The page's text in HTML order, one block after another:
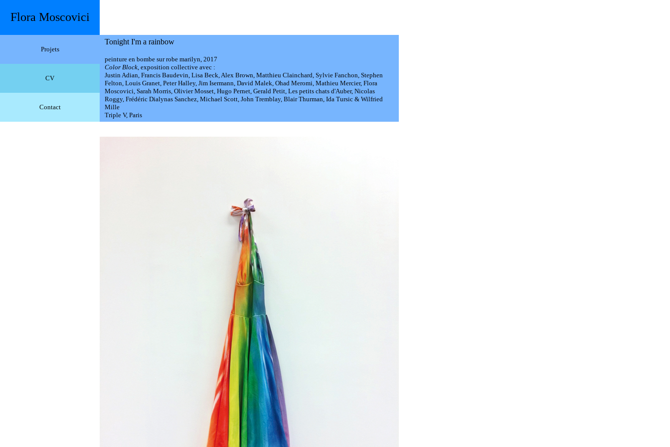
Flora Moscovici
Projets
Tonight I'm a rainbow
peinture en bombe sur robe marilyn, 2017
Color Block, exposition collective avec :
Justin Adian, Francis Baudevin, Lisa Beck, Alex Brown, Matthieu Clainchard, Sylvie Fanchon, Stephen
Felton, Louis Granet, Peter Halley, Jim Isermann, David Malek, Ohad Meromi, Mathieu Mercier, Flora
Moscovici, Sarah Morris, Olivier Mosset, Hugo Pernet, Gerald Petit, Les petits chats d'Auber, Nicolas
Roggy, Frédéric Dialynas Sanchez, Michael Scott, John Tremblay, Blair Thurman, Ida Tursic & Wilfried
Mille
Triple V, Paris
CV
Contact